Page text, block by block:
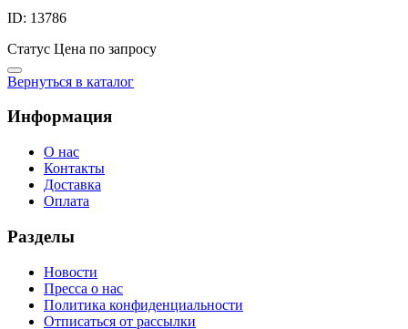
ID: 13786
Статус Цена по запросу
Вернуться в каталог
Информация
О нас
Контакты
Доставка
Оплата
Разделы
Новости
Пресса о нас
Политика конфиденциальности
Отписаться от рассылки